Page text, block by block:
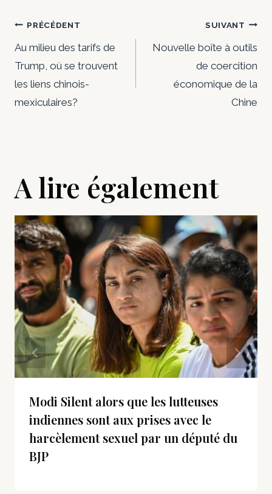
Navigation
de
l’article
PRÉCÉDENT
Au milieu des tarifs de
Trump, où se trouvent
les liens chinois-
mexiculaires?
SUIVANT
Nouvelle boîte à outils
de coercition
économique de la
Chine
A lire également
Modi Silent alors que les lutteuses
indiennes sont aux prises avec le
harcèlement sexuel par un député du
BJP